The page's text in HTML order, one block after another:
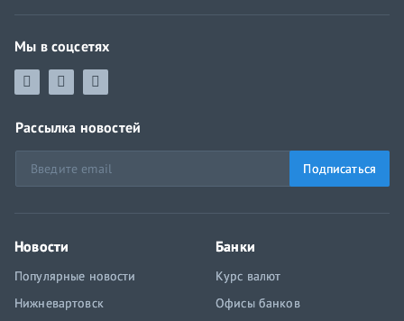
Мы в соцсетях
Рассылка новостей
Подписаться
Новости
Популярные новости
Нижневартовск
Банки
Курс валют
Офисы банков